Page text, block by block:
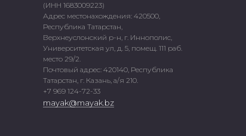
(ИНН 1683009223)
Адрес местонахождения: 420500,
Республика Татарстан,
Верхнеуслонский р-н, г. Иннополис,
Университетская ул, д. 5, помещ. 111 раб.
место 29/2.
Почтовый адрес: 420140, Республика
Татарстан, г. Казань, а/я 210.
+7 969 124-72-33
mayak@mayak.bz